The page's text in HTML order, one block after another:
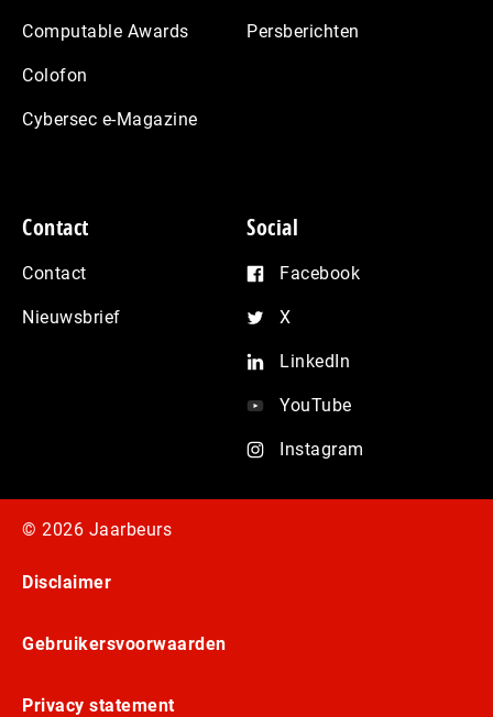
Computable Awards
Colofon
Cybersec e-Magazine
Persberichten
Contact
Contact
Nieuwsbrief
Social
Facebook
X
LinkedIn
YouTube
Instagram
© 2026 Jaarbeurs
Disclaimer
Gebruikersvoorwaarden
Privacy statement